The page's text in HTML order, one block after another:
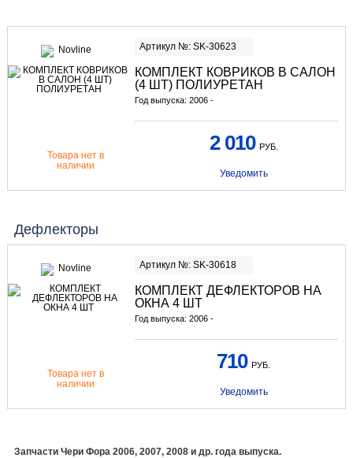
Артикул №: SK-30623
КОМПЛЕКТ КОВРИКОВ В САЛОН
(4 ШТ) ПОЛИУРЕТАН
Год выпуска: 2006 -
Товара нет в
наличии
2 010 РУБ.
Уведомить
Дефлекторы
Артикул №: SK-30618
КОМПЛЕКТ ДЕФЛЕКТОРОВ НА
ОКНА 4 ШТ
Год выпуска: 2006 -
Товара нет в
наличии
710 РУБ.
Уведомить
Запчасти Чери Фора 2006, 2007, 2008 и др. года выпуска.